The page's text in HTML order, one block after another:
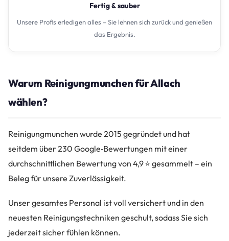
Fertig & sauber
Unsere Profis erledigen alles – Sie lehnen sich zurück und genießen
das Ergebnis.
Warum Reinigungmunchen für Allach
wählen?
Reinigungmunchen wurde 2015 gegründet und hat
seitdem über 230 Google‑Bewertungen mit einer
durchschnittlichen Bewertung von 4,9 ⭐ gesammelt – ein
Beleg für unsere Zuverlässigkeit.
Unser gesamtes Personal ist voll versichert und in den
neuesten Reinigungstechniken geschult, sodass Sie sich
jederzeit sicher fühlen können.